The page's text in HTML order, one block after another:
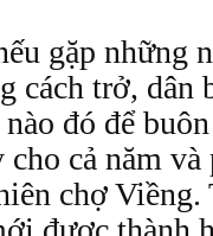
gặp những
cách trở,
đó để
cho cả năm
chợ